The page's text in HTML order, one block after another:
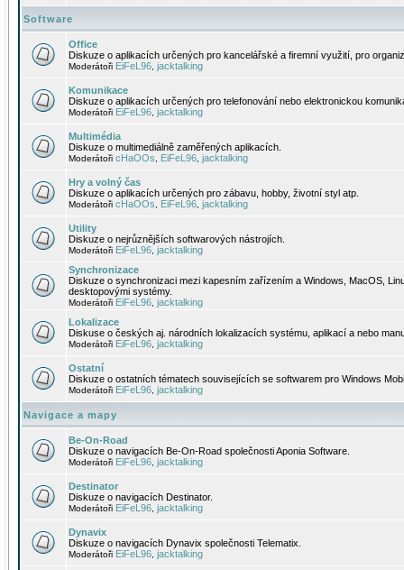
Software
Office
Diskuze o aplikacích určených pro kancelářské a firemní využití, pro
Moderátoři EiFeL96 jacktalking
Komunikace
Diskuze o aplikacích určených pro telefonování nebo elektronickou
Moderátoři EiFeL96 jacktalking
Multimédia
Diskuze o multimediálně zaměřených aplikacích.
Moderátoři cHaOOs EiFeL96 jacktalking
Hry a volný čas
Diskuze o aplikacích určených pro zábavu, hobby, životní styl atp.
Moderátoři cHaOOs EiFeL96 jacktalking
Utility
Diskuze o nejrůznějších softwarových nástrojích.
Moderátoři EiFeL96 jacktalking
Synchronizace
Diskuze o synchronizaci mezi kapesním zařízením a Windows, MacOS,
desktopovými systémy.
Moderátoři EiFeL96 jacktalking
Lokalizace
Diskuse o českých aj. národních lokalizacích systému, aplikací a nebo
Moderátoři EiFeL96 jacktalking
Ostatní
Diskuze o ostatních tématech souvisejících se softwarem pro Windows
Moderátoři EiFeL96 jacktalking
Navigace a mapy
Be-On-Road
Diskuze o navigacích Be-On-Road společnosti Aponia Software.
Moderátoři EiFeL96 jacktalking
Destinator
Diskuze o navigacích Destinator.
Moderátoři EiFeL96 jacktalking
Dynavix
Diskuze o navigacích Dynavix společnosti Telematix.
Moderátoři EiFeL96 jacktalking